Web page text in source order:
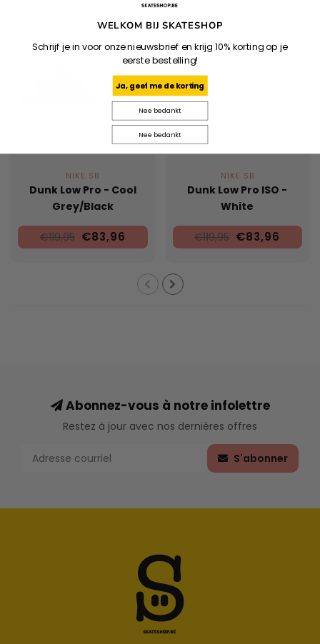
NIKE SB
Dunk Low Pro - Cool
Grey/Black
€119,95 €83,96
NIKE SB
Dunk Low Pro ISO -
White
€119,95 €83,96
Abonnez-vous à notre infolettre
Restez à jour avec nos dernières offres
S'abonner
WELKOM BIJ SKATESHOP
Schrijf je in voor onze nieuwsbrief en krijg 10% korting op je
eerste bestelling!
Ja, geef me de korting
Nee bedankt
Nee bedankt